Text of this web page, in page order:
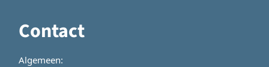
Contact
Algemeen: